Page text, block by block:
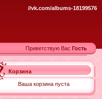
//vk.com/albums-18199576
Приветствую Вас Гость
Корзина
Ваша корзина пуста